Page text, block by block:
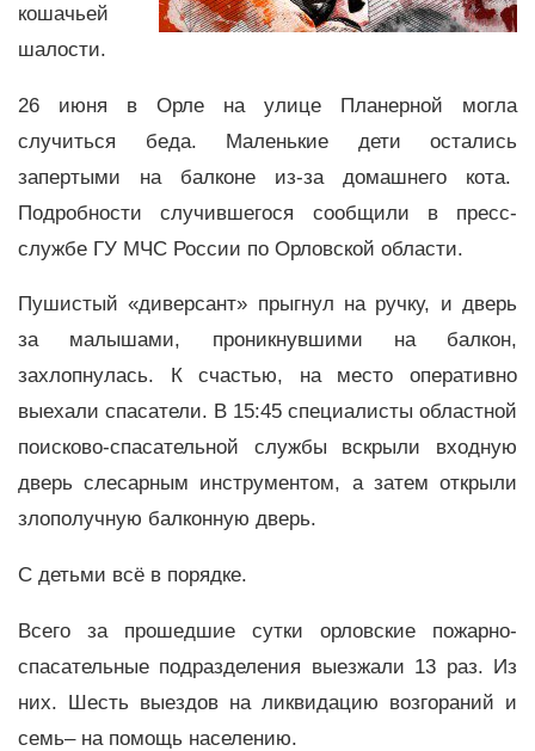
кошачьей
шалости.
26 июня в Орле на улице Планерной могла
случиться беда. Маленькие дети остались
запертыми на балконе из-за домашнего кота.
Подробности случившегося сообщили в пресс-
службе ГУ МЧС России по Орловской области.
Пушистый «диверсант» прыгнул на ручку, и дверь
за малышами, проникнувшими на балкон,
захлопнулась. К счастью, на место оперативно
выехали спасатели. В 15:45 специалисты областной
поисково-спасательной службы вскрыли входную
дверь слесарным инструментом, а затем открыли
злополучную балконную дверь.
С детьми всё в порядке.
Всего за прошедшие сутки орловские пожарно-
спасательные подразделения выезжали 13 раз. Из
них. Шесть выездов на ликвидацию возгораний и
семь– на помощь населению.